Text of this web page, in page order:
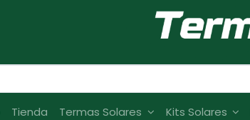
Tienda Termas Solares Kits Solares